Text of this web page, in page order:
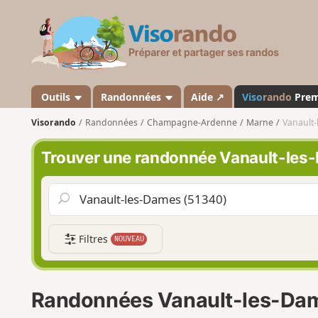
s
a
n
d
o
Outils Randonnées Aide ↗ Visorando
Visorando Randonnées Champagne-Ardenne Marne
Trouver une randonnée Vanault-les-
Filtres NOUVEAU
Randonnées Vanault-les-